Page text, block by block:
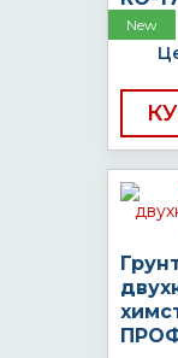
New